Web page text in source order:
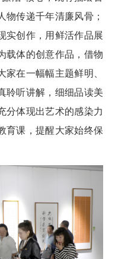
物传递千年清廉风骨；
实创作，用鲜活作品展
载体的创意作品，借物
在一幅幅主题鲜明、
聆听讲解，细细品读美
分体现出艺术的感染力
育课，提醒大家始终保